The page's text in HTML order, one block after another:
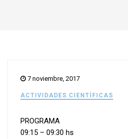
7 noviembre, 2017
ACTIVIDADES CIENTÍFICAS
PROGRAMA
09:15 – 09:30 hs